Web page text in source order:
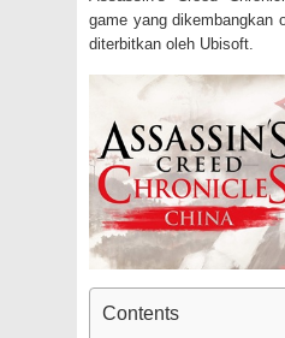
game yang dikembangkan
diterbitkan oleh Ubisoft.
Contents